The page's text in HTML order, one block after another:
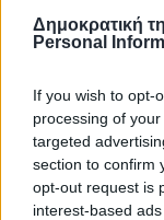
Δημοκρατική
Personal
If you wish to opt-
processing of
targeted
section to confirm
opt-out request is
interest-based